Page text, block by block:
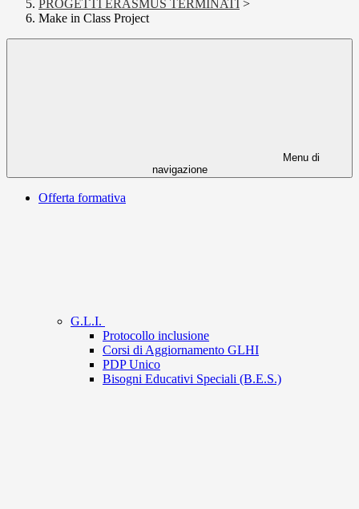
PROGETTI ERASMUS TERMINATI >
Make in Class Project
Menu di
navigazione
Offerta formativa
G.L.I.
Protocollo inclusione
Corsi di Aggiornamento GLHI
PDP Unico
Bisogni Educativi Speciali (B.E.S.)